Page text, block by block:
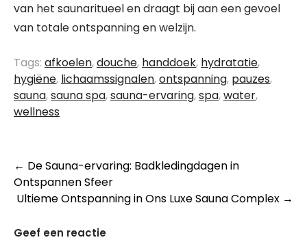
van het saunaritueel en draagt bij aan een gevoel
van totale ontspanning en welzijn.
Tags: afkoelen,douche, handdoek, hydratatie,
hygiëne, lichaamssignalen,ontspanning, pauzes,
sauna,sauna spa,sauna-ervaring,spa,water,
wellness
Berichtnavigatie
← De Sauna-ervaring: Badkledingdagen in
Ontspannen Sfeer
Ultieme Ontspanning in Ons Luxe Sauna Complex →
Geef een reactie